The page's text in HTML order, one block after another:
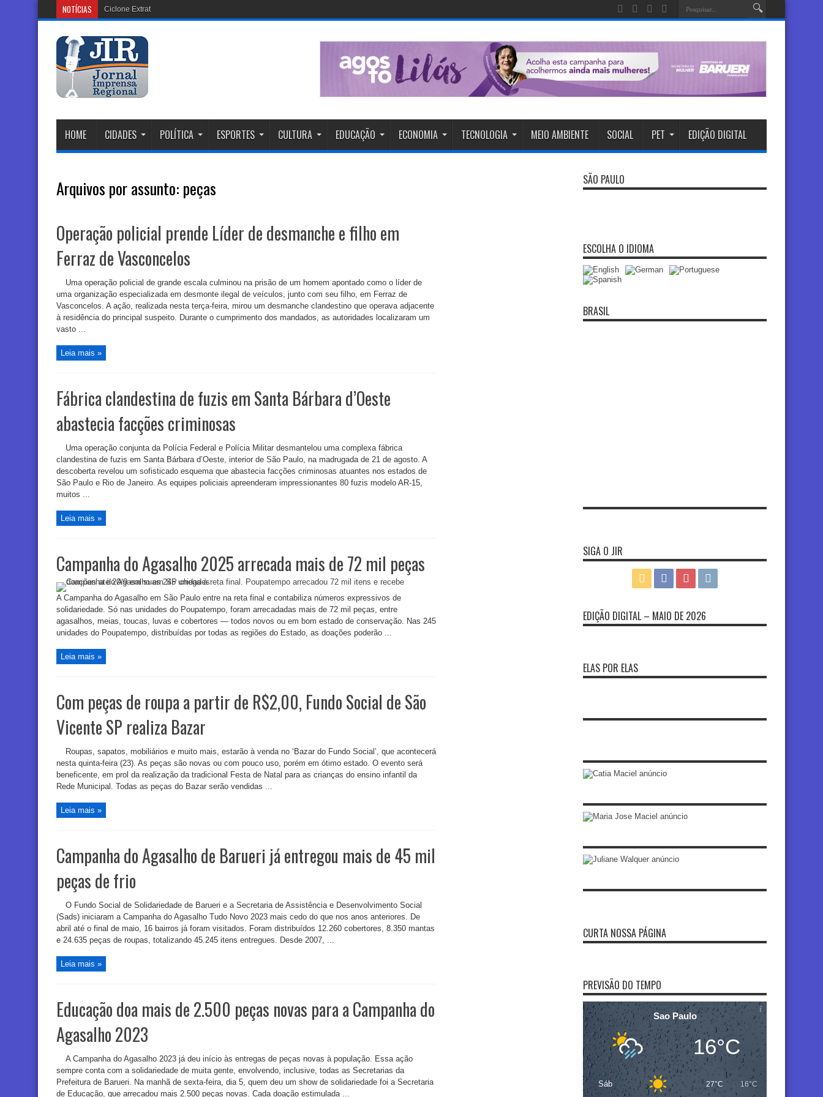
NOTÍCIAS Ciclone Extratropical: Alerta Vermel
HOME CIDADES POLÍTICA ESPORTES CULTURA EDUCAÇÃO ECONOMIA TECNOLOGIA MEIO AMBIENTE SOCIAL PET EDIÇÃO DIGITAL
Arquivos por assunto: peças
Operação policial prende Líder de desmanche e filho em
Ferraz de Vasconcelos
Uma operação policial de grande escala culminou na prisão de um homem apontado como o líder de
uma organização especializada em desmonte ilegal de veículos, junto com seu filho, em Ferraz de
Vasconcelos. A ação, realizada nesta terça-feira, mirou um desmanche clandestino que operava adjacente
à residência do principal suspeito. Durante o cumprimento dos mandados, as autoridades localizaram um
vasto ...
Leia mais »
Fábrica clandestina de fuzis em Santa Bárbara d’Oeste
abastecia facções criminosas
Uma operação conjunta da Polícia Federal e Polícia Militar desmantelou uma complexa fábrica
clandestina de fuzis em Santa Bárbara d’Oeste, interior de São Paulo, na madrugada de 21 de agosto. A
descoberta revelou um sofisticado esquema que abastecia facções criminosas atuantes nos estados de
São Paulo e Rio de Janeiro. As equipes policiais apreenderam impressionantes 80 fuzis modelo AR-15,
muitos ...
Leia mais »
Campanha do Agasalho 2025 arrecada mais de 72 mil peças
A Campanha do Agasalho em São Paulo entre na reta final e contabiliza números expressivos de
solidariedade. Só nas unidades do Poupatempo, foram arrecadadas mais de 72 mil peças, entre
agasalhos, meias, toucas, luvas e cobertores — todos novos ou em bom estado de conservação. Nas 245
unidades do Poupatempo, distribuídas por todas as regiões do Estado, as doações poderão ...
Leia mais »
Com peças de roupa a partir de R$2,00, Fundo Social de São
Vicente SP realiza Bazar
Roupas, sapatos, mobiliários e muito mais, estarão à venda no ‘Bazar do Fundo Social’, que acontecerá
nesta quinta-feira (23). As peças são novas ou com pouco uso, porém em ótimo estado. O evento será
beneficente, em prol da realização da tradicional Festa de Natal para as crianças do ensino infantil da
Rede Municipal. Todas as peças do Bazar serão vendidas ...
Leia mais »
Campanha do Agasalho de Barueri já entregou mais de 45 mil
peças de frio
O Fundo Social de Solidariedade de Barueri e a Secretaria de Assistência e Desenvolvimento Social
(Sads) iniciaram a Campanha do Agasalho Tudo Novo 2023 mais cedo do que nos anos anteriores. De
abril até o final de maio, 16 bairros já foram visitados. Foram distribuídos 12.260 cobertores, 8.350 mantas
e 24.635 peças de roupas, totalizando 45.245 itens entregues. Desde 2007, ...
Leia mais »
Educação doa mais de 2.500 peças novas para a Campanha do
Agasalho 2023
A Campanha do Agasalho 2023 já deu início às entregas de peças novas à população. Essa ação
sempre conta com a solidariedade de muita gente, envolvendo, inclusive, todas as Secretarias da
Prefeitura de Barueri. Na manhã de sexta-feira, dia 5, quem deu um show de solidariedade foi a Secretaria
de Educação, que arrecadou mais 2.500 peças novas. Cada doação estimulada ...
SÃO PAULO
ESCOLHA O IDIOMA
BRASIL
SIGA O JIR
EDIÇÃO DIGITAL – MAIO DE 2026
ELAS POR ELAS
CURTA NOSSA PÁGINA
PREVISÃO DO TEMPO
Sao Paulo
16°C
Sáb 27°C 16°C